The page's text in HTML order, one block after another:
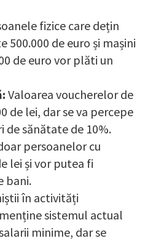
fizice care dețin
de euro și mașini
de euro vor plăti un
Valoarea voucherelor de
de lei, dar se va percepe
de sănătate de 10%.
persoanelor cu
lei și vor putea fi
bani.
în activități
sistemul actual
minime, dar se